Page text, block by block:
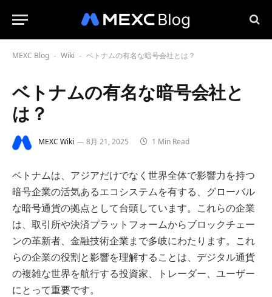
MEXC Blog - Wiki - ベトナムの有名な暗号会社とは？
ベトナムの有名な暗号会社と
は？
MEXC Wiki 8月 21, 2025 1 Min Read
ベトナムは、アジアだけでなく世界全体で影響力を持つ
暗号企業の活気あるエコシステムを有する、グローバル
な暗号通貨の拠点として台頭しています。これらの企業
は、取引所や決済プラットフォームからブロックチェー
ンの革新者、金融技術企業まで多岐にわたります。これ
らの企業の役割と影響を理解することは、デジタル通貨
の複雑な世界を航行する投資家、トレーダー、ユーザー
にとって重要です。